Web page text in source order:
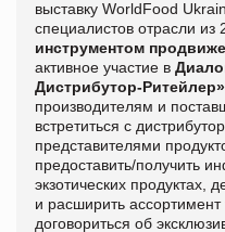
выставку WorldFood
специалистов отрасли из
инструментом
активное участие в
Дистрибутор-
производителям и
встретиться с
представителями
предоставить/получить
экзотических продуктах,
и расширить ассортимент
договориться об